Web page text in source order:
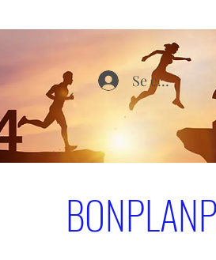
Se connecter